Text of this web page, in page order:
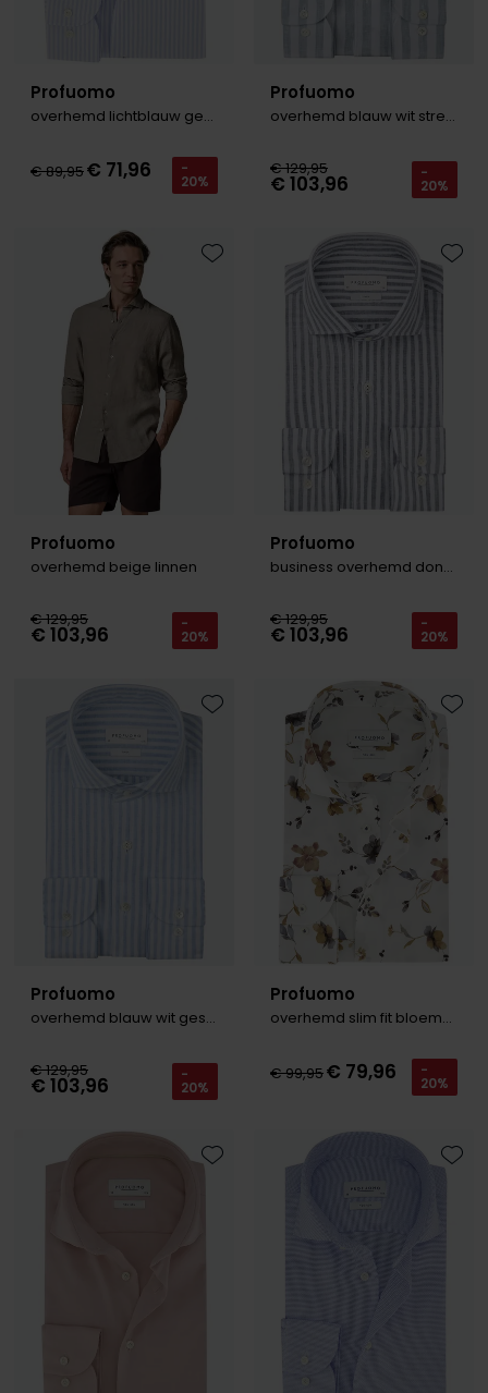
Profuomo
overhemd lichtblauw gestreept ml7
€ 89,95€ 71,96 -
20%
Profuomo
overhemd blauw wit strepen linnen
€ 129,95
€ 103,96 -
20%
Profuomo
overhemd beige linnen
€ 129,95
€ 103,96 -
20%
Toevoegen aan favorieten
Profuomo
business overhemd donkerblauw linnen shirt
€ 129,95
€ 103,96 -
20%
Profuomo
overhemd blauw wit gestreept linnen
€ 129,95
€ 103,96 -
20%
Toevoegen aan favorieten
Profuomo
overhemd slim fit bloemen
€ 99,95€ 79,96 -
20%